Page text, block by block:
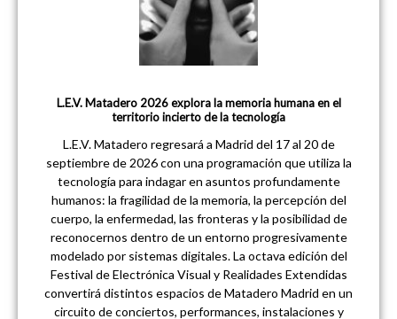
L.E.V. Matadero 2026 explora la memoria humana en el
territorio incierto de la tecnología
L.E.V. Matadero regresará a Madrid del 17 al 20 de
septiembre de 2026 con una programación que utiliza la
tecnología para indagar en asuntos profundamente
humanos: la fragilidad de la memoria, la percepción del
cuerpo, la enfermedad, las fronteras y la posibilidad de
reconocernos dentro de un entorno progresivamente
modelado por sistemas digitales. La octava edición del
Festival de Electrónica Visual y Realidades Extendidas
convertirá distintos espacios de Matadero Madrid en un
circuito de conciertos, performances, instalaciones y